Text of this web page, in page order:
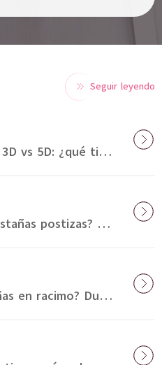
Seguir leyendo
Extensiones de pestañas 3D vs 5D: ¿qué tipo de pestañas es mejor para dar volumen?
¿Se puede dormir con pestañas postizas? Consejos para el cuidado de las pestañas postizas cuando se llevan puestas durante la noche
¿Cuánto duran las pestañas en racimo? Duración, tiempo de uso y consejos para el cuidado de las pestañas en racimo